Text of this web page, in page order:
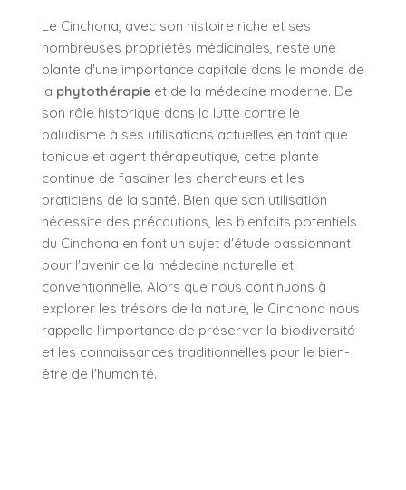
Le Cinchona, avec son histoire riche et ses
nombreuses propriétés médicinales, reste une
plante d'une importance capitale dans le monde de
la phytothérapie et de la médecine moderne. De
son rôle historique dans la lutte contre le
paludisme à ses utilisations actuelles en tant que
tonique et agent thérapeutique, cette plante
continue de fasciner les chercheurs et les
praticiens de la santé. Bien que son utilisation
nécessite des précautions, les bienfaits potentiels
du Cinchona en font un sujet d'étude passionnant
pour l'avenir de la médecine naturelle et
conventionnelle. Alors que nous continuons à
explorer les trésors de la nature, le Cinchona nous
rappelle l'importance de préserver la biodiversité
et les connaissances traditionnelles pour le bien-
être de l'humanité.